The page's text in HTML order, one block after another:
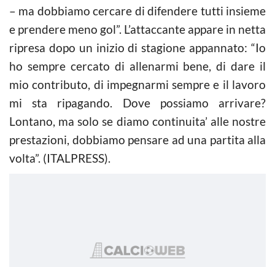
– ma dobbiamo cercare di difendere tutti insieme
e prendere meno gol”. L’attaccante appare in netta
ripresa dopo un inizio di stagione appannato: “Io
ho sempre cercato di allenarmi bene, di dare il
mio contributo, di impegnarmi sempre e il lavoro
mi sta ripagando. Dove possiamo arrivare?
Lontano, ma solo se diamo continuita’ alle nostre
prestazioni, dobbiamo pensare ad una partita alla
volta”. (ITALPRESS).